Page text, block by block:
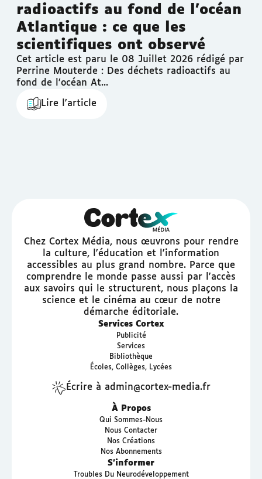
radioactifs au fond de l’océan
Atlantique : ce que les
scientifiques ont observé
Cet article est paru le 08 Juillet 2026 rédigé par
Perrine Mouterde : Des déchets radioactifs au
fond de l’océan At...
Lire l'article
Chez Cortex Média, nous œuvrons pour rendre
la culture, l'éducation et l'information
accessibles au plus grand nombre. Parce que
comprendre le monde passe aussi par l'accès
aux savoirs qui le structurent, nous plaçons la
science et le cinéma au cœur de notre
démarche éditoriale.
Services Cortex
Publicité
Services
Bibliothèque
Écoles, Collèges, Lycées
Écrire à admin@cortex-media.fr
À Propos
Qui Sommes-Nous
Nous Contacter
Nos Créations
Nos Abonnements
S’informer
Troubles Du Neurodéveloppement